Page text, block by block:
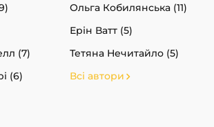
Ольга Кобилянська (11)
Ерін Ватт (5)
(7)
Тетяна Нечитайло (5)
(6)
Всі автори